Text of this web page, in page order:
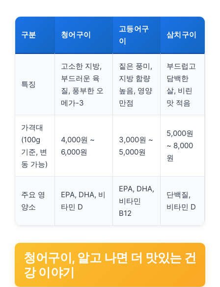
구분 청어구이
고등어구
이
삼치구이
특징
고소한 지방,
부드러운 육
질, 풍부한 오
메가-3
짙은 풍미,
지방 함량
높음, 영양
만점
부드럽고
담백한
살, 비린
맛 적음
가격대
(100g
기준, 변
동 가능)
4,000원 ~
6,000원
3,000원 ~
5,000원
5,000원
~ 8,000
원
주요 영
양소
EPA, DHA, 비
타민 D
EPA, DHA,
비타민
B12
단백질,
비타민 D
청어구이, 알고 나면 더 맛있는 건
강 이야기